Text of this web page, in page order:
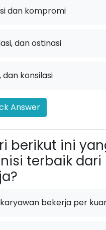
dan kompromi
dan ostinasi
konsilasi
Answer
berikut ini
terbaik dari
bekerja per